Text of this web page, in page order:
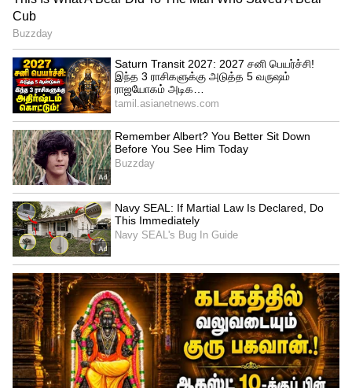
Related Articles
Heat Stroke: ஹீட் ஸ்ட்ரோக் எதனால்
ஏற்படுகிறது? தடுக்க என்ன செய்ய
வேண்டும் தெரியுமா?
சம்மர் ஹீட்: குழந்தைகளின் கண்களைக்